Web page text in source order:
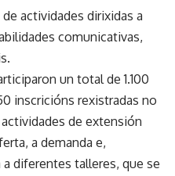
actividades dirixidas a
comunicativas,
un total de 1.100
inscricións rexistradas no
de extensión
a demanda e,
diferentes talleres, que se